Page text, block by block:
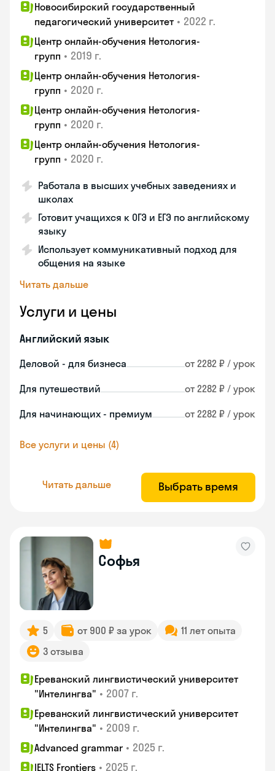
Новосибирский государственный
педагогический университет • 2022 г.
Центр онлайн-обучения Нетология-
групп • 2019 г.
Центр онлайн-обучения Нетология-
групп • 2020 г.
Центр онлайн-обучения Нетология-
групп • 2020 г.
Центр онлайн-обучения Нетология-
групп • 2020 г.
Работала в высших учебных заведениях и
школах
Готовит учащихся к ОГЭ и ЕГЭ по английскому
языку
Использует коммуникативный подход для
общения на языке
Читать дальше
Услуги и цены
Английский язык
Деловой - для бизнеса от 2282 ₽ / урок
Для путешествий от 2282 ₽ / урок
Для начинающих - премиум от 2282 ₽ / урок
Все услуги и цены (4)
Читать дальше Выбрать время
Софья
5 от 900 ₽ за урок
11 лет опыта
3 отзыва
Ереванский лингвистический университет
"Интелингва" • 2007 г.
Ереванский лингвистический университет
"Интелингва" • 2009 г.
Advanced grammar • 2025 г.
IELTS Frontiers • 2025 г.